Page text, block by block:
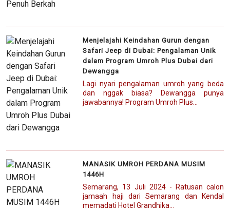
Menjelajahi Keindahan Gurun dengan
Safari Jeep di Dubai: Pengalaman Unik
dalam Program Umroh Plus Dubai dari
Dewangga
Lagi nyari pengalaman umroh yang beda
dan nggak biasa? Dewangga punya
jawabannya! Program Umroh Plus...
MANASIK UMROH PERDANA MUSIM
1446H
Semarang, 13 Juli 2024 - Ratusan calon
jamaah haji dari Semarang dan Kendal
memadati Hotel Grandhika...